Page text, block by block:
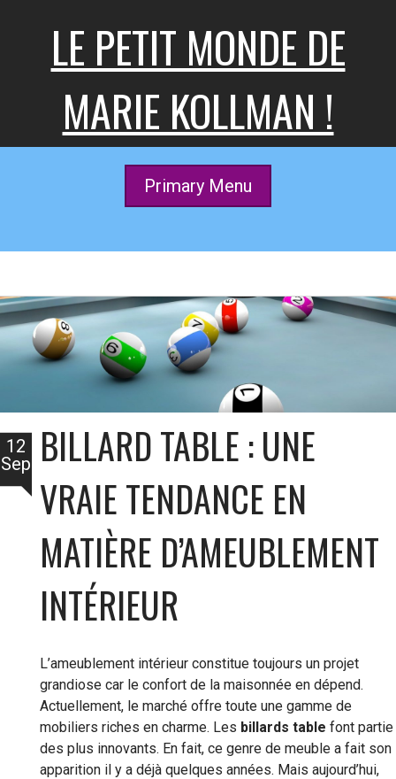
LE PETIT MONDE DE
MARIE KOLLMAN !
Primary Menu
12
Sep BILLARD TABLE : UNE
VRAIE TENDANCE EN
MATIÈRE D’AMEUBLEMENT
INTÉRIEUR
L’ameublement intérieur constitue toujours un projet
grandiose car le confort de la maisonnée en dépend.
Actuellement, le marché offre toute une gamme de
mobiliers riches en charme. Les billards table font partie
des plus innovants. En fait, ce genre de meuble a fait son
apparition il y a déjà quelques années. Mais aujourd’hui,